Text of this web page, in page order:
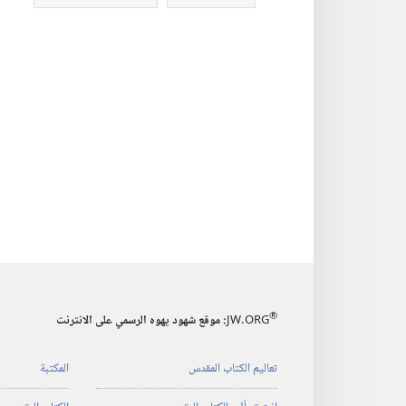
JW.ORG® :‏ موقع شهود يهوه الرسمي على الانترنت
تعاليم الكتاب المقدس
المكتبة